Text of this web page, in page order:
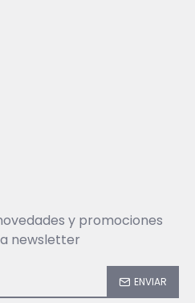
y promociones
newsletter
ENVIAR